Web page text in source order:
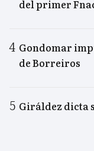
del primer
Gondomar
de Borreiros
Giráldez dicta